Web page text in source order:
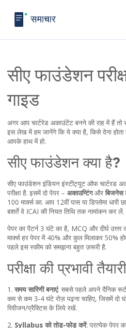
सीए फाउंडेशन
गाइड
अगर आप चार्टरेड अकाउंटेंट बनने की राह में हैं
इस लेख में हम जानेंगे कि ये क्या है, किसे देना
आपके हाथ में हो.
सीए फाउंडेशन क्या है?
सीए फाउंडेशन इंडियन इंस्टीट्यूट ऑफ चार्टरड
परीक्षा है. इसमें दो पेपर – अकाउन्टिंगऔर बिजनेस
100 मार्क्स का. आप 12वीं पास या डिप्लोमा
बशर्ते वे ICAI की नियत तिथि तक नामांकन कर लें.
पेपर का पैटर्न 3 घंटे का है, MCQ और दीर्घ उत्तर
मार्क्स हर पेपर में 40% और कुल मिलाकर 50%
पहले इस स्कीम को समझना बहुत ज़रूरी है.
परीक्षा की प्रभावी
1. समय सारिणी बनाएं: सबसे पहले अपने दैनिक
कम से कम 3‑4 घंटे रोज़ पढ़ना चाहिए, जिसमें दो
रिवीजन/प्रैक्टिस के लिये रखें.
2. Syllabus को तोड़-फोड़ करें: प्रत्येक पेपर